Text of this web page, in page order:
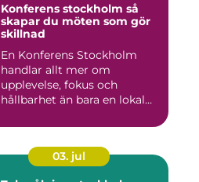
Konferens stockholm så
skapar du möten som gör
skillnad
En Konferens Stockholm
handlar allt mer om
upplevelse, fokus och
hållbarhet än bara en lokal
03. jul